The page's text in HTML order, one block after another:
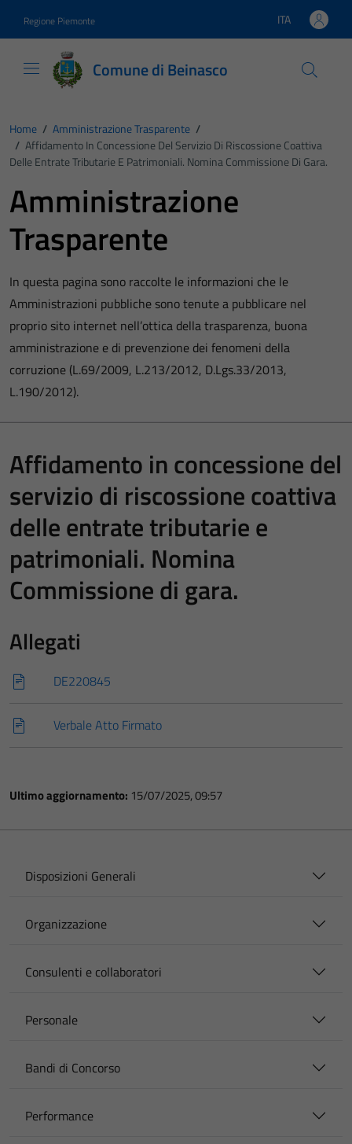
Regione Piemonte Lingua attiva:
ITA
Comune di Beinasco
Home / Amministrazione Trasparente /
/ Affidamento In Concessione Del Servizio Di Riscossione Coattiva
Delle Entrate Tributarie E Patrimoniali. Nomina Commissione Di Gara.
Amministrazione
Trasparente
In questa pagina sono raccolte le informazioni che le
Amministrazioni pubbliche sono tenute a pubblicare nel
proprio sito internet nell’ottica della trasparenza, buona
amministrazione e di prevenzione dei fenomeni della
corruzione (L.69/2009, L.213/2012, D.Lgs.33/2013,
L.190/2012).
Affidamento in concessione del
servizio di riscossione coattiva
delle entrate tributarie e
patrimoniali. Nomina
Commissione di gara.
Allegati
DE220845
Verbale Atto Firmato
Ultimo aggiornamento: 15/07/2025, 09:57
Disposizioni Generali
Organizzazione
Consulenti e collaboratori
Personale
Bandi di Concorso
Performance